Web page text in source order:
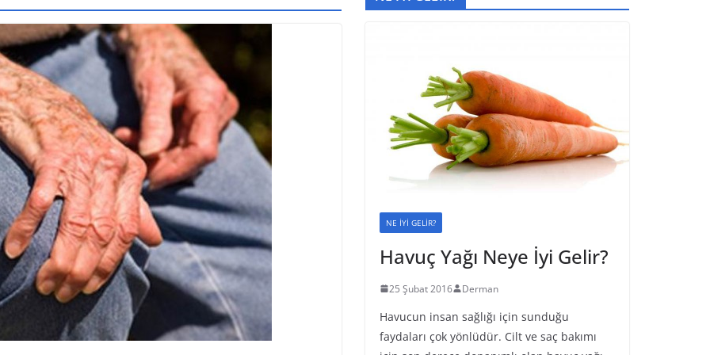
NE İYİ GELİR?
Havuç Yağı Neye İyi Gelir?
25 Şubat 2016 Derman
Havucun insan sağlığı için sunduğu
faydaları çok yönlüdür. Cilt ve saç bakımı